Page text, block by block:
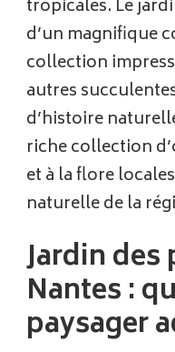
tropicales. Le
d’un magnifique
collection
autres
d’histoire
riche collection
et à la flore
naturelle de la
Jardin des
Nantes :
paysager